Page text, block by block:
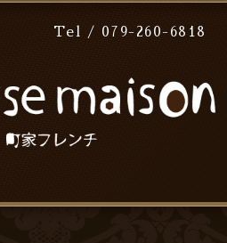
Tel / 079-260-6818